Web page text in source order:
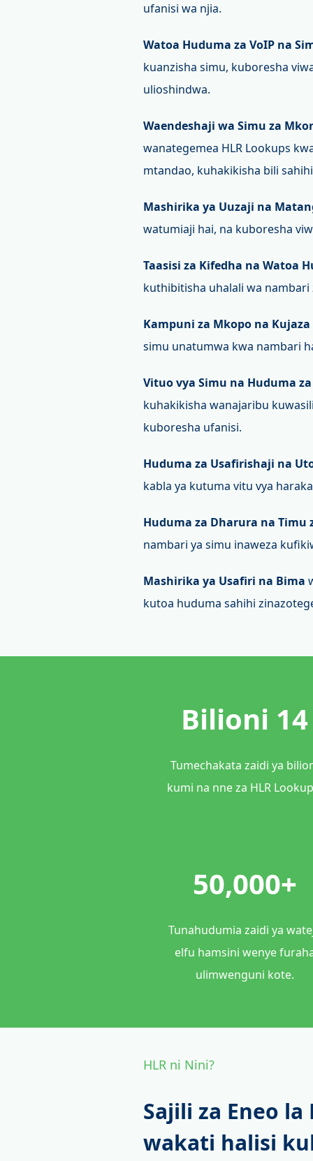
ufanisi wa njia.
Watoa Huduma za VoIP na
kuanzisha simu, kuboresha
ulioshindwa.
Waendeshaji wa Simu za
wanategemea HLR Lookups
mtandao, kuhakikisha bili
Mashirika ya Uuzaji na
watumiaji hai, na kuboresha
Taasisi za Kifedha na Watoa
kuthibitisha uhalali wa nambari
Kampuni za Mkopo na
simu unatumwa kwa nambari
Vituo vya Simu na Huduma
kuhakikisha wanajaribu
kuboresha ufanisi.
Huduma za Usafirishaji na
kabla ya kutuma vitu vya
Huduma za Dharura na Timu
nambari ya simu inaweza
Mashirika ya Usafiri na Bima
kutoa huduma sahihi
Bilioni 14
Tumechakata zaidi ya
kumi na nne za HLR
50,000+
Tunahudumia zaidi ya
elfu hamsini wenye
ulimwenguni kote.
HLR ni Nini?
Sajili za Eneo
wakati halisi